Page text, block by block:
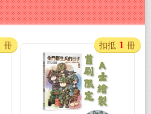
冊 扣抵 1 冊